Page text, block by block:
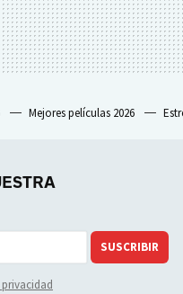
Mejores películas 2026
SUSCRIBIR